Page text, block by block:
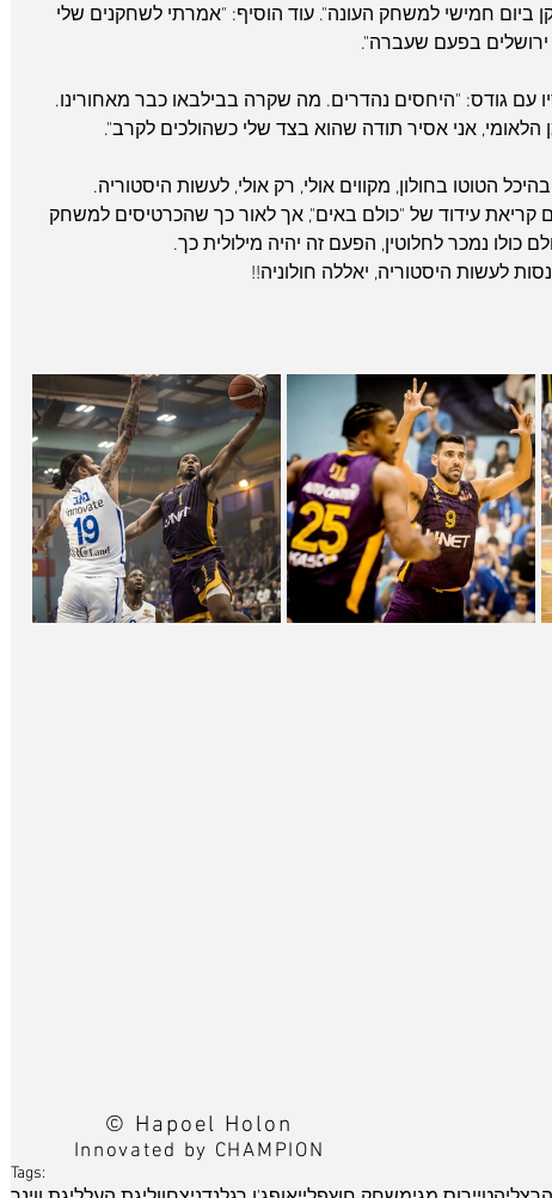
חמישי למשחק העונה". עוד הוסיף: "אמרתי לשחקנים שלי
ירושלים בפעם שעברה".
עם גודס: "היחסים נהדרים. מה שקרה בבילבאו כבר מאחורינו.
הלאומי, אני אסיר תודה שהוא בצד שלי כשהולכים לקרב".
קריאת עידוד של "כולם באים", אך לאור כך שהכרטיסים למשחק
כולו נמכר לחלוטין, הפעם זה יהיה מילולית כך.
לעשות היסטוריה, יאללה חולוניה!!
Tags:
© Hapoel Holon
Innovated by CHAMPION